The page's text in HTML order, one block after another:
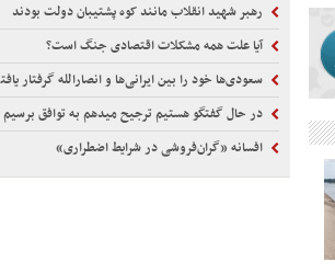
رهبر شهید انقلاب مانند کوه پشتیبان دولت بودند
آیا علت همه مشکلات اقتصادی جنگ است؟
سعودی‌ها خود را بین ایرانی‌ها و انصارالله گرفتار یافته‌اند!
در حال گفتگو هستیم ترجیح میدهم به توافق برسیم
افسانه «گران‌فروشی در شرایط اضطراری»